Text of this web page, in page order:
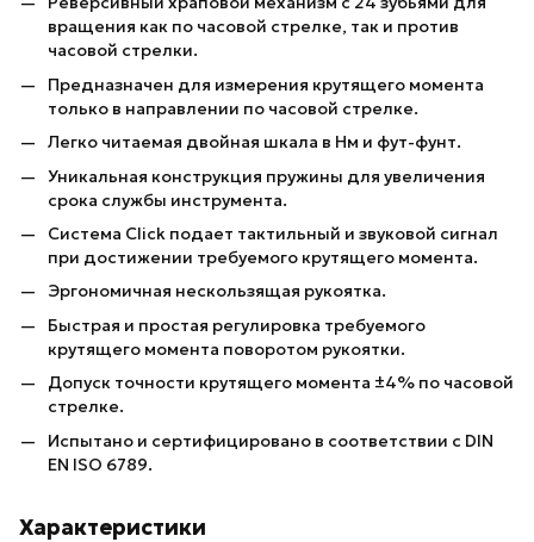
вращения как по часовой стрелке, так и против
часовой стрелки.
Предназначен для измерения крутящего момента
только в направлении по часовой стрелке.
Легко читаемая двойная шкала в Нм и фут-фунт.
Уникальная конструкция пружины для увеличения
срока службы инструмента.
Система Click подает тактильный и звуковой сигнал
при достижении требуемого крутящего момента.
Эргономичная нескользящая рукоятка.
Быстрая и простая регулировка требуемого
крутящего момента поворотом рукоятки.
Допуск точности крутящего момента ±4% по часовой
стрелке.
Испытано и сертифицировано в соответствии с DIN
EN ISO 6789.
Характеристики